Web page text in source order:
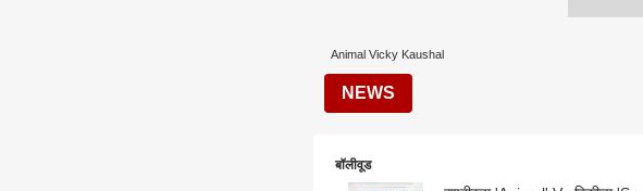
Animal Vicky Kaushal
NEWS
बॉलीवूड